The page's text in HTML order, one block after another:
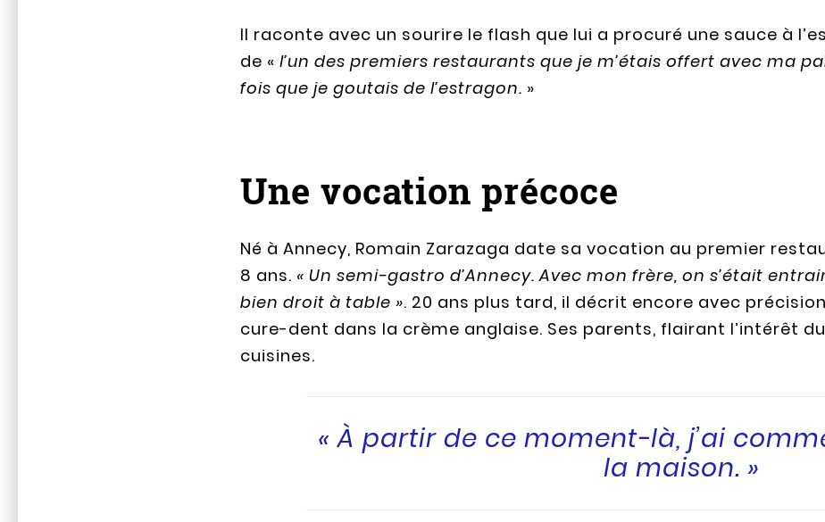
Il raconte avec un sourire le flash que lui a procuré une sauce à
de « l’un des premiers restaurants que je m’étais offert avec ma
fois que je goutais de l’estragon. »
Une vocation précoce
Né à Annecy, Romain Zarazaga date sa vocation au premier
8 ans. « Un semi-gastro d’Annecy. Avec mon frère, on s’était
bien droit à table ». 20 ans plus tard, il décrit encore avec
cure-dent dans la crème anglaise. Ses parents, flairant l’intérêt
cuisines.
« À partir de ce moment-là, j’ai
la maison. »